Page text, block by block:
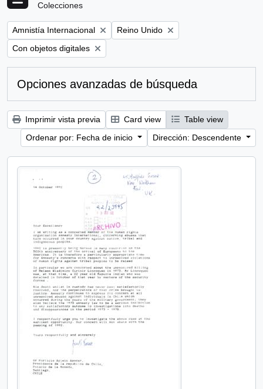
Colecciones
Remove filter:
Amnistía Internacional Remove filter:
Reino Unido
Remove filter:
Con objetos digitales
Opciones avanzadas de búsqueda
Imprimir vista previa Card view
Table view
Ordenar por: Fecha de inicio
Dirección: Descendente